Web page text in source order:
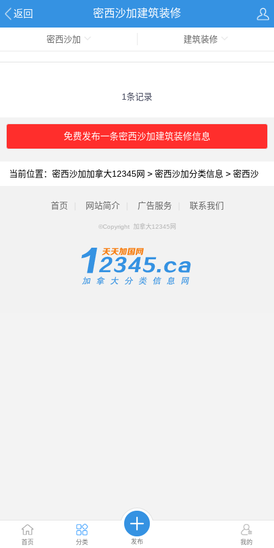
返回 密西沙加建筑装修
首页 分类 发布 我的
密西沙加 建筑装修
1条记录
免费发布一条密西沙加建筑装修信息
当前位置： 密西沙加加拿大12345网 > 密西沙加分类信息 > 密西沙
首页 网站简介 广告服务 联系我们
©Copyright 加拿大12345网